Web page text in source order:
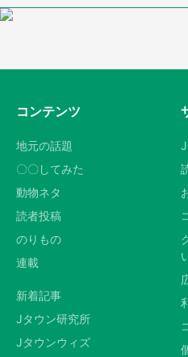
コンテンツ
地元の話題
〇〇してみた
動物ネタ
読者投稿
のりもの
連載
新着記事
Jタウン研究所
Jタウンウィズ